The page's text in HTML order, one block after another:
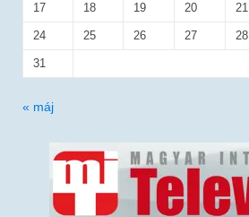
17 18 19 20 21
24 25 26 27 28
31
« máj